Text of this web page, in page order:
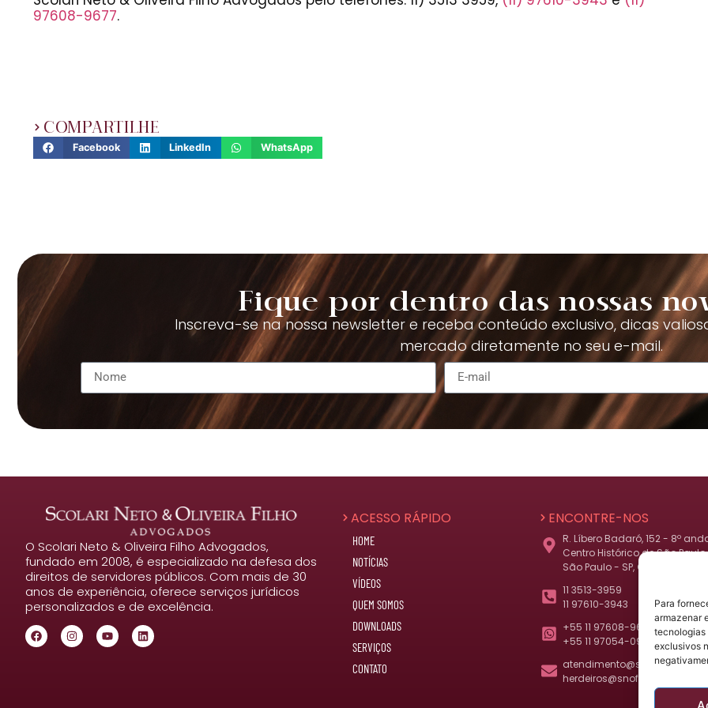
Para
armazenar
tecnologias
exclusivos
97608-9677.
COMPARTILHE
Facebook LinkedIn WhatsApp
Fique por dentro das nossas
Inscreva-se na nossa newsletter e receba conteúdo exclusivo, dicas
mercado diretamente no seu e-mail.
O Scolari Neto & Oliveira Filho Advogados,
fundado em 2008, é especializado na defesa dos
direitos de servidores públicos. Com mais de 30
anos de experiência, oferece serviços jurídicos
personalizados e de excelência.
ACESSO RÁPIDO
HOME
NOTÍCIAS
VÍDEOS
QUEM SOMOS
DOWNLOADS
SERVIÇOS
CONTATO
ENCONTRE-NOS
R. Líbero Badaró, 152 - 8º
Centro Histórico de São Paulo,
São Paulo - SP, CEP 01008-010
11 3513-3959
11 97610-3943
+55 11 97608-9677
+55 11 97054-0977 (herdeiros)
atendimento@snof.com.br
herdeiros@snof.com.br